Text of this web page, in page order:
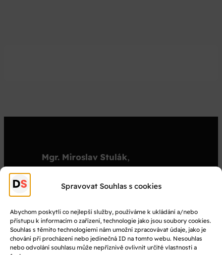
Spravovat Souhlas s cookies
Abychom poskytli co nejlepší služby, používáme k ukládání a/nebo
přístupu k informacím o zařízení, technologie jako jsou soubory cookies.
Souhlas s těmito technologiemi nám umožní zpracovávat údaje, jako je
chování při procházení nebo jedinečná ID na tomto webu. Nesouhlas
nebo odvolání souhlasu může nepříznivě ovlivnit určité vlastnosti a
Mgr. Miroslav Stulák,
stulak@dejepisnasoutez.cz
© Dějepisná soutěž 2025
Facebook